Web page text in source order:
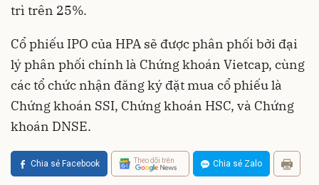
trì trên 25%.
Cổ phiếu IPO của HPA sẽ được phân phối bởi đại
lý phân phối chính là Chứng khoán Vietcap, cùng
các tổ chức nhận đăng ký đặt mua cổ phiếu là
Chứng khoán SSI, Chứng khoán HSC, và Chứng
khoán DNSE.
Chia sẻ Facebook Theo dõi trên Chia sẻ Zalo